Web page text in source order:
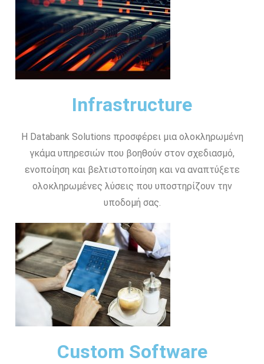
Infrastructure
Η Databank Solutions προσφέρει μια ολοκληρωμένη
γκάμα υπηρεσιών που βοηθούν στον σχεδιασμό,
ενοποίηση και βελτιστοποίηση και να αναπτύξετε
ολοκληρωμένες λύσεις που υποστηρίζουν την
υποδομή σας.
Custom Software